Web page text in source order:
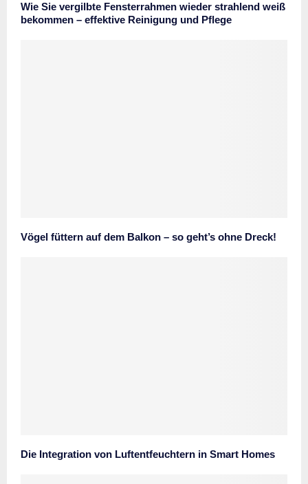
Wie Sie vergilbte Fensterrahmen wieder strahlend weiß
bekommen – effektive Reinigung und Pflege
Vögel füttern auf dem Balkon – so geht’s ohne Dreck!
Die Integration von Luftentfeuchtern in Smart Homes